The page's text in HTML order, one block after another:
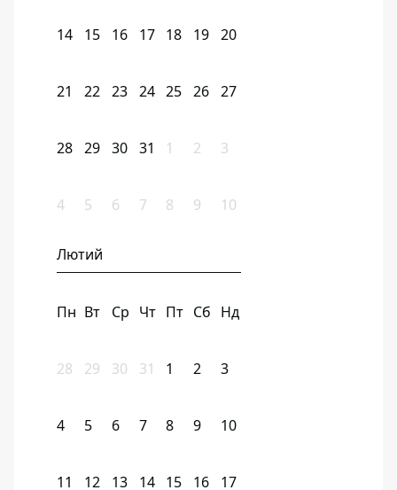
14 15 16 17 18 19 20
21 22 23 24 25 26 27
28 29 30 31 1 2 3
4 5 6 7 8 9 10
Лютий
Пн Вт Ср Чт Пт Сб Нд
28 29 30 31 1 2 3
4 5 6 7 8 9 10
11 12 13 14 15 16 17